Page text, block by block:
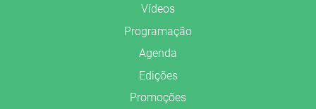
Vídeos
Programação
Agenda
Edições
Promoções